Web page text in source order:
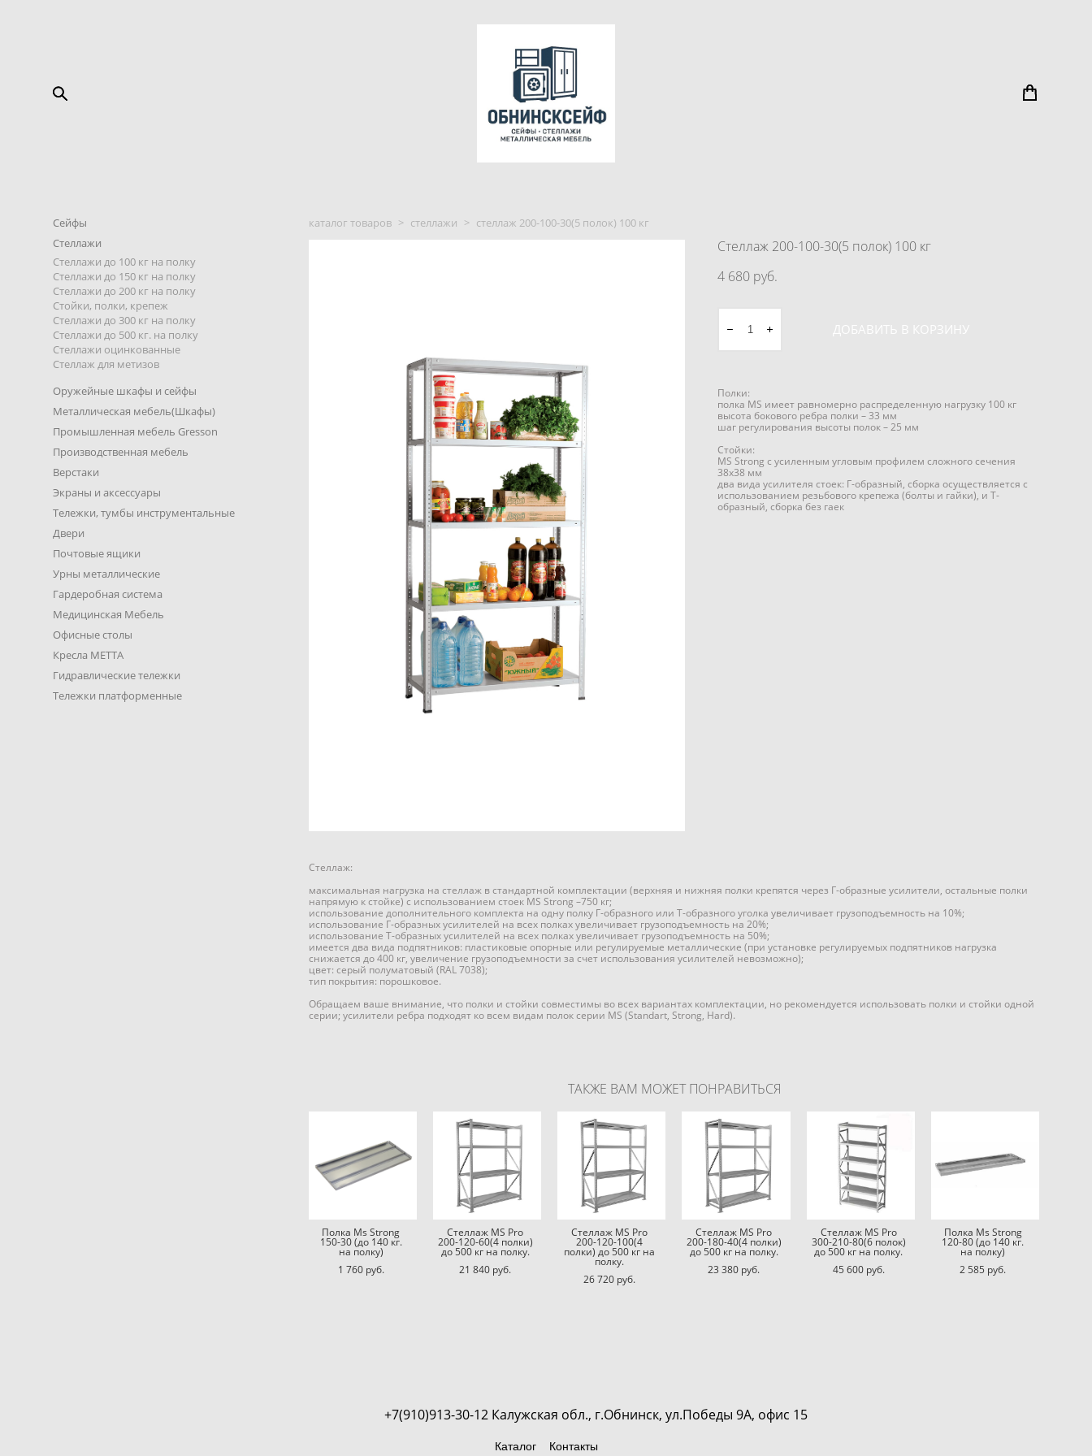
Сейфы
Стеллажи
Стеллажи до 100 кг на полку
Стеллажи до 150 кг на полку
Стеллажи до 200 кг на полку
Стойки, полки, крепеж
Стеллажи до 300 кг на полку
Стеллажи до 500 кг. на полку
Стеллажи оцинкованные
Стеллаж для метизов
Оружейные шкафы и сейфы
Металлическая мебель(Шкафы)
Промышленная мебель Gresson
Производственная мебель
Верстаки
Экраны и аксессуары
Тележки, тумбы инструментальные
Двери
Почтовые ящики
Урны металлические
Гардеробная система
Медицинская Мебель
Офисные столы
Кресла METTA
Гидравлические тележки
Тележки платформенные
каталог товаров > стеллажи > стеллаж 200-100-30(5 полок) 100 кг
Стеллаж 200-100-30(5 полок) 100 кг
4 680 pуб.
ДОБАВИТЬ В КОРЗИНУ
Полки:
полка MS имеет равномерно распределенную нагрузку 100 кг
высота бокового ребра полки – 33 мм
шаг регулирования высоты полок – 25 мм
Стойки:
MS Strong с усиленным угловым профилем сложного сечения
38х38 мм
два вида усилителя стоек: Г-образный, сборка осуществляется с
использованием резьбового крепежа (болты и гайки), и Т-
образный, сборка без гаек
Стеллаж:
максимальная нагрузка на стеллаж в стандартной комплектации (верхняя и нижняя полки крепятся через Г-образные усилители, остальные полки
напрямую к стойке) с использованием стоек MS Strong –750 кг;
использование дополнительного комплекта на одну полку Г-образного или Т-образного уголка увеличивает грузоподъемность на 10%;
использование Г-образных усилителей на всех полках увеличивает грузоподъемность на 20%;
использование Т-образных усилителей на всех полках увеличивает грузоподъемность на 50%;
имеется два вида подпятников: пластиковые опорные или регулируемые металлические (при установке регулируемых подпятников нагрузка
снижается до 400 кг, увеличение грузоподъемности за счет использования усилителей невозможно);
цвет: серый полуматовый (RAL 7038);
тип покрытия: порошковое.
Обращаем ваше внимание, что полки и стойки совместимы во всех вариантах комплектации, но рекомендуется использовать полки и стойки одной
серии; усилители ребра подходят ко всем видам полок серии MS (Standart, Strong, Hard).
ТАКЖЕ ВАМ МОЖЕТ ПОНРАВИТЬСЯ
Полка Ms Strong
150-30 (до 140 кг.
на полку)
1 760 pуб.
Стеллаж MS Pro
200-120-60(4 полки)
до 500 кг на полку.
21 840 pуб.
Стеллаж MS Pro
200-120-100(4
полки) до 500 кг на
полку.
26 720 pуб.
Стеллаж MS Pro
200-180-40(4 полки)
до 500 кг на полку.
23 380 pуб.
Стеллаж MS Pro
300-210-80(6 полок)
до 500 кг на полку.
45 600 pуб.
Полка Ms Strong
120-80 (до 140 кг.
на полку)
2 585 pуб.
+7(910)913-30-12 Калужская обл., г.Обнинск, ул.Победы 9А, офис 15
Каталог Контакты